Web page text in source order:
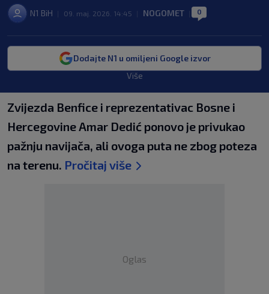
N1 BiH 09. maj. 2026. 14:45 NOGOMET 0
Dodajte N1 u omiljeni Google izvor
Više
Zvijezda Benfice i reprezentativac Bosne i
Hercegovine Amar Dedić ponovo je privukao
pažnju navijača, ali ovoga puta ne zbog poteza
na terenu. Pročitaj više
Oglas